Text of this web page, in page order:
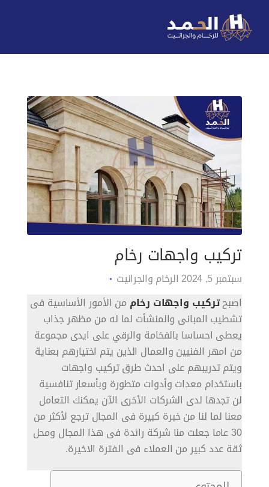
تركيب واجهات رخام
سبتمبر 5, 2024
الرخام والجرانيت
اصبحتركيب واجهات رخام من الأمور الأساسية فى
تشطيب المبانى والمنشأت لما له من مظهر جذاب
يعطى احساسا بالفخامة والرقي على ايدى مجموعة
من امهر الفنيين والعمال الذين يتم اختيارهم بعناية
ويتم تدريبهم على احدث طرق تركيب واجهات
باستخدام معدات وأدوات متطورة وبأسعار تنافسية
لن تجدها لدى الشركات الأخرى الآن يمكنك التعامل
معنا لما لنا من خبرة كبيرة فى المجال ترجع لأكثر من
30 عاما جعلت منا شركة رائدة فى هذا المجال ومحل
ثقة عدد كبير من العملاء فى الفترة الاخيرة.